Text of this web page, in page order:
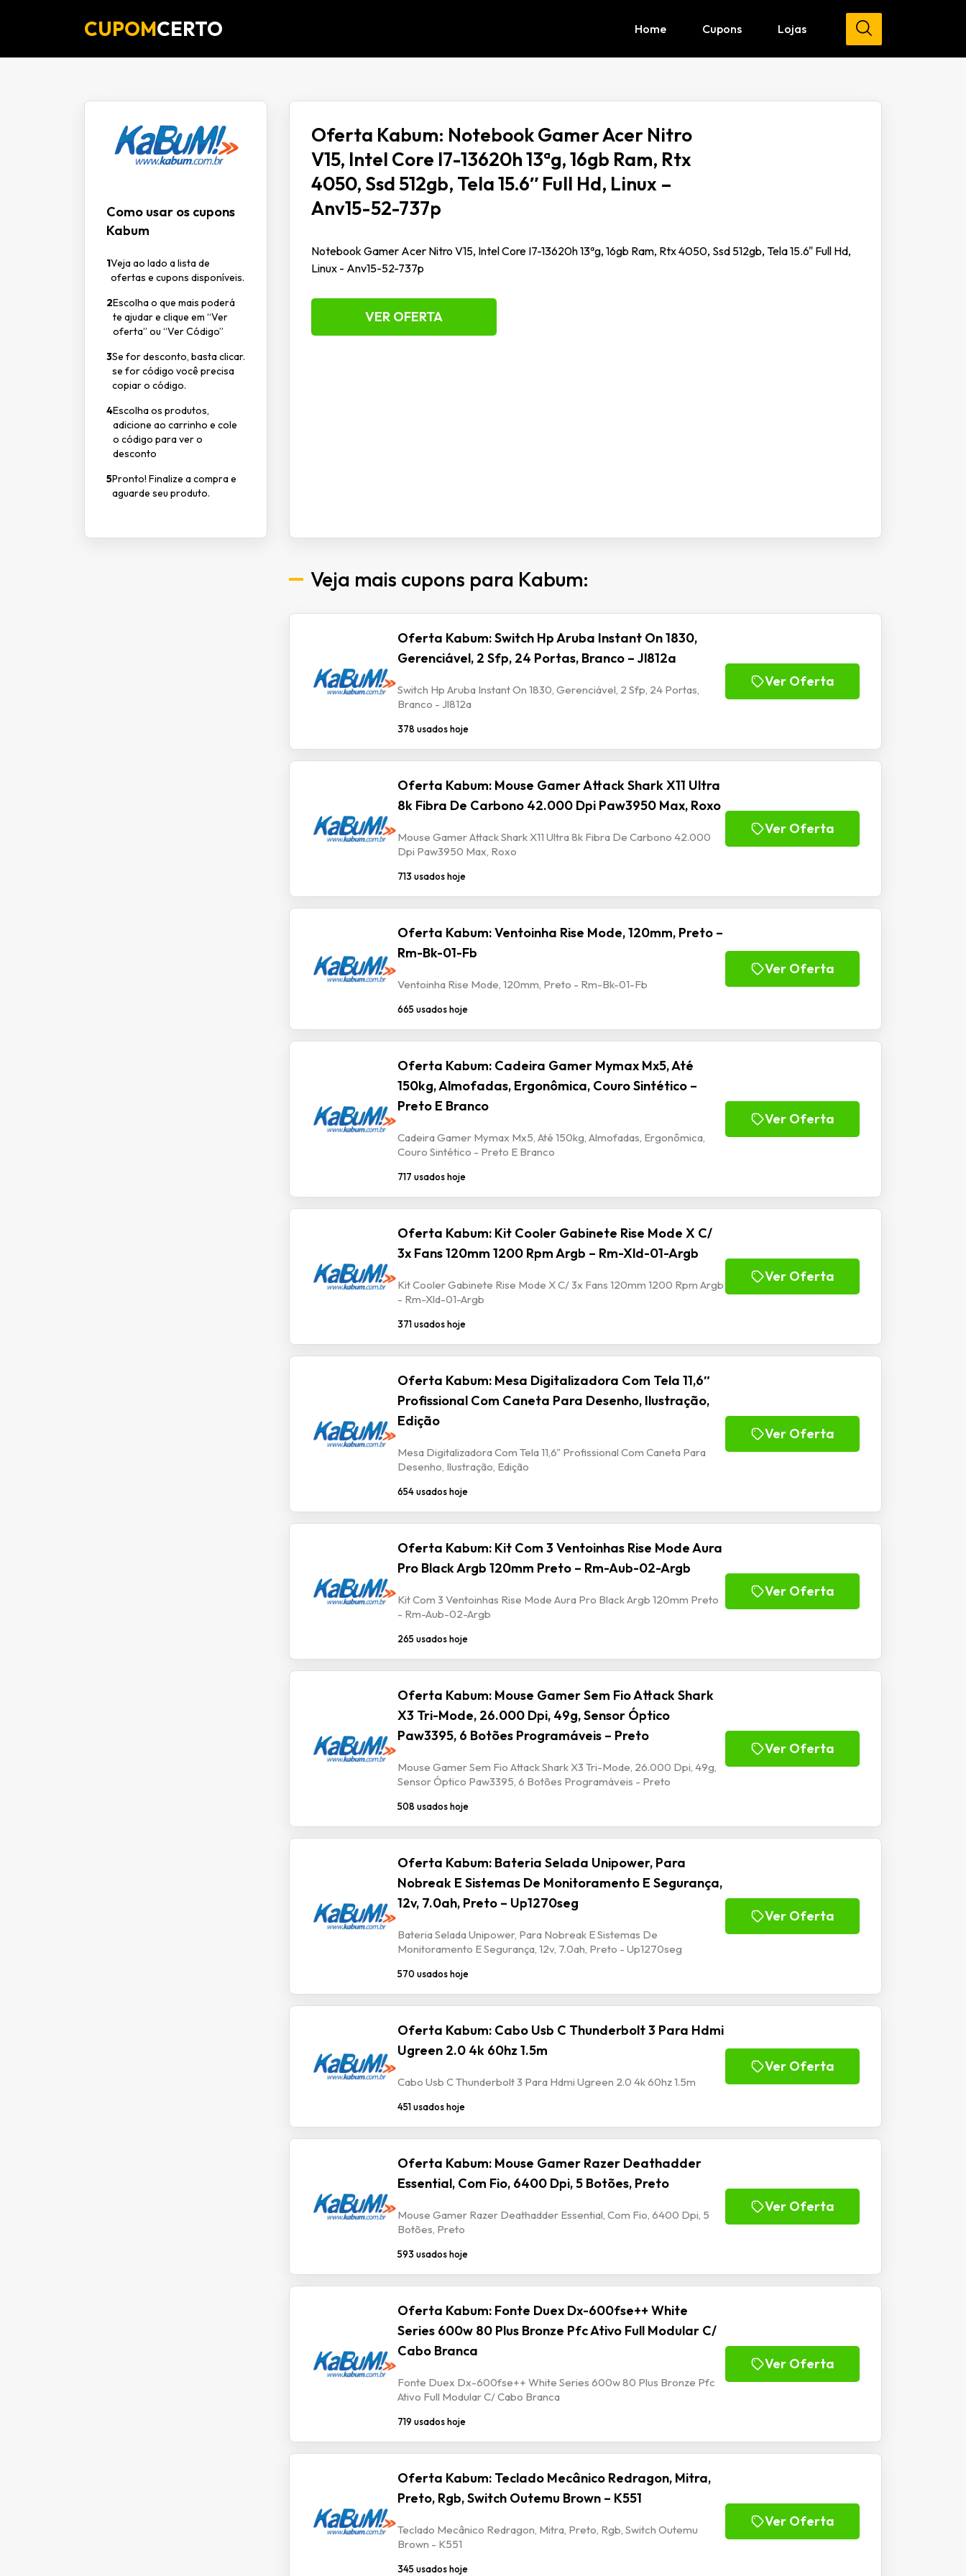
CUPOMCERTO Home Cupons Lojas
Como usar os cupons
Kabum
1Veja ao lado a lista de
ofertas e cupons disponíveis.
2Escolha o que mais poderá
te ajudar e clique em “Ver
oferta” ou “Ver Código”
3Se for desconto, basta clicar.
se for código você precisa
copiar o código.
4Escolha os produtos,
adicione ao carrinho e cole
o código para ver o
desconto
5Pronto! Finalize a compra e
aguarde seu produto.
Oferta Kabum: Notebook Gamer Acer Nitro
V15, Intel Core I7-13620h 13ªg, 16gb Ram, Rtx
4050, Ssd 512gb, Tela 15.6″ Full Hd, Linux –
Anv15-52-737p
Notebook Gamer Acer Nitro V15, Intel Core I7-13620h 13ªg, 16gb Ram, Rtx 4050, Ssd 512gb, Tela 15.6" Full Hd,
Linux - Anv15-52-737p
VER OFERTA
Veja mais cupons para Kabum:
Oferta Kabum: Switch Hp Aruba Instant On 1830,
Gerenciável, 2 Sfp, 24 Portas, Branco – Jl812a
Switch Hp Aruba Instant On 1830, Gerenciável, 2 Sfp, 24 Portas,
Branco - Jl812a
378 usados hoje
Ver Oferta
Oferta Kabum: Mouse Gamer Attack Shark X11 Ultra
8k Fibra De Carbono 42.000 Dpi Paw3950 Max, Roxo
Mouse Gamer Attack Shark X11 Ultra 8k Fibra De Carbono 42.000
Dpi Paw3950 Max, Roxo
713 usados hoje
Ver Oferta
Oferta Kabum: Ventoinha Rise Mode, 120mm, Preto –
Rm-Bk-01-Fb
Ventoinha Rise Mode, 120mm, Preto - Rm-Bk-01-Fb
665 usados hoje
Ver Oferta
Oferta Kabum: Cadeira Gamer Mymax Mx5, Até
150kg, Almofadas, Ergonômica, Couro Sintético –
Preto E Branco
Cadeira Gamer Mymax Mx5, Até 150kg, Almofadas, Ergonômica,
Couro Sintético - Preto E Branco
717 usados hoje
Ver Oferta
Oferta Kabum: Kit Cooler Gabinete Rise Mode X C/
3x Fans 120mm 1200 Rpm Argb – Rm-Xld-01-Argb
Kit Cooler Gabinete Rise Mode X C/ 3x Fans 120mm 1200 Rpm Argb
- Rm-Xld-01-Argb
371 usados hoje
Ver Oferta
Oferta Kabum: Mesa Digitalizadora Com Tela 11,6″
Profissional Com Caneta Para Desenho, Ilustração,
Edição
Mesa Digitalizadora Com Tela 11,6" Profissional Com Caneta Para
Desenho, Ilustração, Edição
654 usados hoje
Ver Oferta
Oferta Kabum: Kit Com 3 Ventoinhas Rise Mode Aura
Pro Black Argb 120mm Preto – Rm-Aub-02-Argb
Kit Com 3 Ventoinhas Rise Mode Aura Pro Black Argb 120mm Preto
- Rm-Aub-02-Argb
265 usados hoje
Ver Oferta
Oferta Kabum: Mouse Gamer Sem Fio Attack Shark
X3 Tri-Mode, 26.000 Dpi, 49g, Sensor Óptico
Paw3395, 6 Botões Programáveis – Preto
Mouse Gamer Sem Fio Attack Shark X3 Tri-Mode, 26.000 Dpi, 49g,
Sensor Óptico Paw3395, 6 Botões Programáveis - Preto
508 usados hoje
Ver Oferta
Oferta Kabum: Bateria Selada Unipower, Para
Nobreak E Sistemas De Monitoramento E Segurança,
12v, 7.0ah, Preto – Up1270seg
Bateria Selada Unipower, Para Nobreak E Sistemas De
Monitoramento E Segurança, 12v, 7.0ah, Preto - Up1270seg
570 usados hoje
Ver Oferta
Oferta Kabum: Cabo Usb C Thunderbolt 3 Para Hdmi
Ugreen 2.0 4k 60hz 1.5m
Cabo Usb C Thunderbolt 3 Para Hdmi Ugreen 2.0 4k 60hz 1.5m
451 usados hoje
Ver Oferta
Oferta Kabum: Mouse Gamer Razer Deathadder
Essential, Com Fio, 6400 Dpi, 5 Botões, Preto
Mouse Gamer Razer Deathadder Essential, Com Fio, 6400 Dpi, 5
Botões, Preto
593 usados hoje
Ver Oferta
Oferta Kabum: Fonte Duex Dx-600fse++ White
Series 600w 80 Plus Bronze Pfc Ativo Full Modular C/
Cabo Branca
Fonte Duex Dx-600fse++ White Series 600w 80 Plus Bronze Pfc
Ativo Full Modular C/ Cabo Branca
719 usados hoje
Ver Oferta
Oferta Kabum: Teclado Mecânico Redragon, Mitra,
Preto, Rgb, Switch Outemu Brown – K551
Teclado Mecânico Redragon, Mitra, Preto, Rgb, Switch Outemu
Brown - K551
345 usados hoje
Ver Oferta